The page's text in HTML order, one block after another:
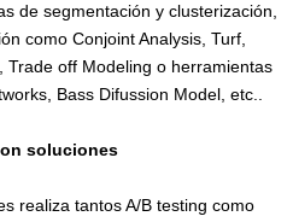
de segmentación y clusterización,
como Conjoint Analysis, Turf,
Trade off Modeling o herramientas
Bass Difussion Model, etc..
soluciones
realiza tantos A/B testing como